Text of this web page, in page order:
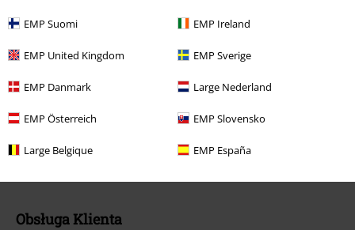
EMP Suomi EMP Ireland
EMP United Kingdom EMP Sverige
EMP Danmark Large Nederland
EMP Österreich EMP Slovensko
Large Belgique EMP España
Nasze Centrum Obsługi Klienta jest do Twojej
dyspozycji
informacji
Rozpocznij rozmowę
Obsługa Klienta